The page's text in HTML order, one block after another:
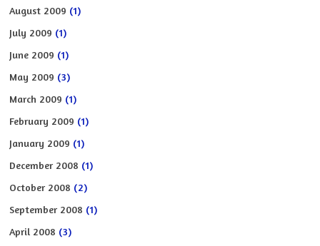
August 2009 (1)
July 2009 (1)
June 2009 (1)
May 2009 (3)
March 2009 (1)
February 2009 (1)
January 2009 (1)
December 2008 (1)
October 2008 (2)
September 2008 (1)
April 2008 (3)